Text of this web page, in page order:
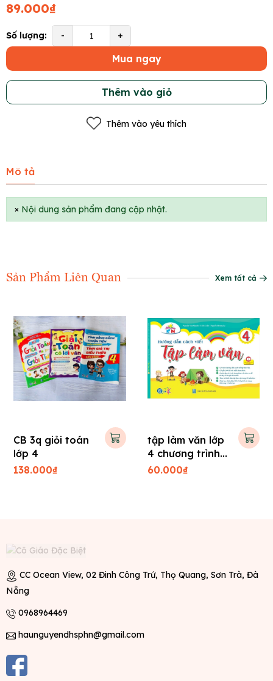
89.000₫
Số lượng: - +
Mua ngay
Thêm vào giỏ
Thêm vào yêu thích
Mô tả
× Nội dung sản phẩm đang cập nhật.
Sản Phẩm Liên Quan Xem tất cả
CB 3q giỏi toán
lớp 4
138.000₫
tập làm văn lớp
4 chương trình
kết nối
60.000₫
CC Ocean View, 02 Đinh Công Trứ, Thọ Quang, Sơn Trà, Đà
Nẵng
0968964469
haunguyendhsphn@gmail.com